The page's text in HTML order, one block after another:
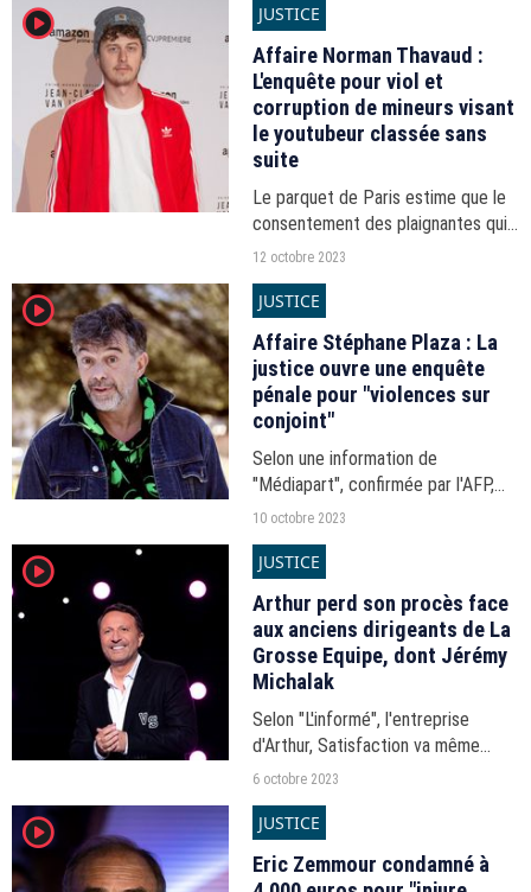
de clarifier la nature du mouvement
player2 JUSTICE
Affaire Norman Thavaud :
L'enquête pour viol et
corruption de mineurs visant
le youtubeur classée sans
suite
Le parquet de Paris estime que le
consentement des plaignantes qui
s'étaient senties "contraintes" à
été trompé.
12 octobre 2023
player2 JUSTICE
Affaire Stéphane Plaza : La
justice ouvre une enquête
pénale pour "violences sur
conjoint"
Selon une information de
"Médiapart", confirmée par l'AFP,
l'animateur, au coeur d'une soirée
sur M6, est visé par une enquête
10 octobre 2023
player2 JUSTICE
Arthur perd son procès face
aux anciens dirigeants de La
Grosse Equipe, dont Jérémy
Michalak
Selon "L'informé", l'entreprise
d'Arthur, Satisfaction va même
devoir verser un peu de moins d'un
et Zuméo.
6 octobre 2023
player2 JUSTICE
Eric Zemmour condamné à